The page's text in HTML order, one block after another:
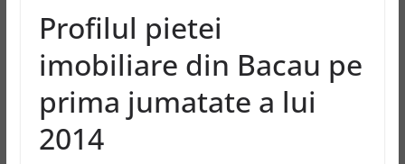
Profilul pietei
imobiliare din Bacau pe
prima jumatate a lui
2014